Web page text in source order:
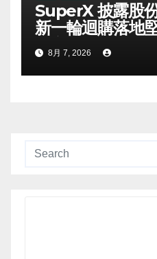
SuperX 披露股
新一輪迴購落地
信心
8月 7, 2026